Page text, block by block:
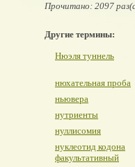
Прочитано: 2097
Другие термины:
Нюэля туннель
нюхательная проба
ньювера
нутриенты
нуллисомия
нуклеотид кодона
факультативный